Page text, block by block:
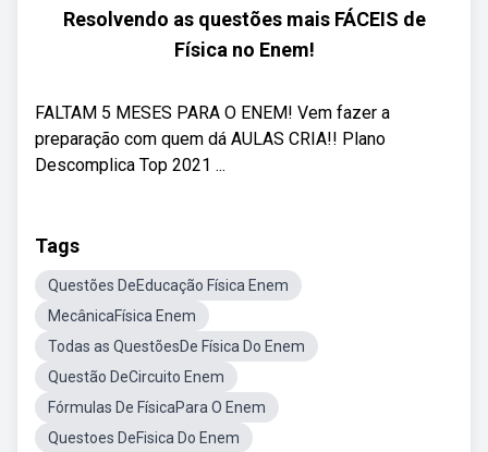
Resolvendo as questões mais FÁCEIS de
Física no Enem!
FALTAM 5 MESES PARA O ENEM! Vem fazer a
preparação com quem dá AULAS CRIA!! Plano
Descomplica Top 2021 ...
Tags
Questões DeEducação Física Enem
MecânicaFísica Enem
Todas as QuestõesDe Física Do Enem
Questão DeCircuito Enem
Fórmulas De FísicaPara O Enem
Questoes DeFisica Do Enem